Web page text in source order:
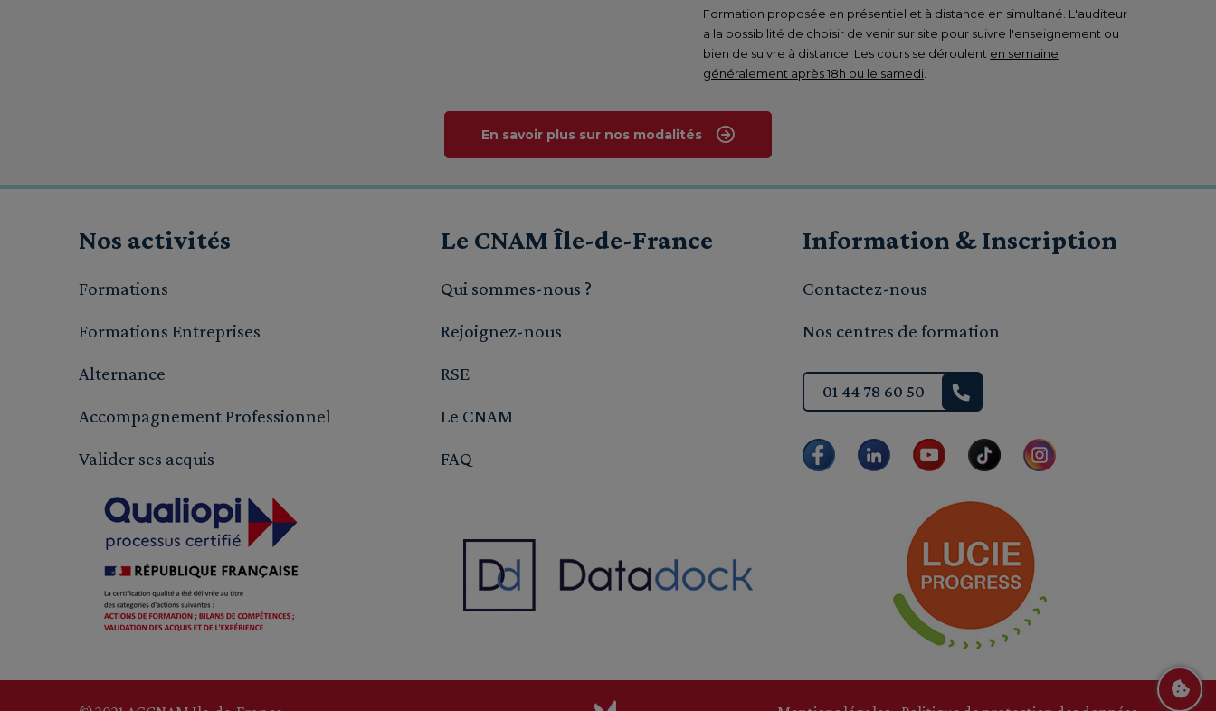
Formation proposée en présentiel et à distance en simultané. L'auditeur
a la possibilité de choisir de venir sur site pour suivre l'enseignement ou
bien de suivre à distance. Les cours se déroulent en semaine
généralement après 18h ou le samedi
En savoir plus sur nos modalités
Nos activités
Formations
Formations Entreprises
Alternance
Accompagnement Professionnel
Valider ses acquis
Le CNAM Île-de-France
Qui sommes-nous ?
Rejoignez-nous
RSE
Le CNAM
FAQ
Information & Inscription
Contactez-nous
Nos centres de formation
01 44 78 60 50